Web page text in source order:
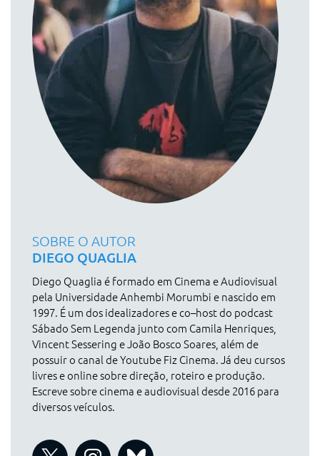
SOBRE O AUTOR
DIEGO QUAGLIA
Diego Quaglia é formado em Cinema e Audiovisual
pela Universidade Anhembi Morumbi e nascido em
1997. É um dos idealizadores e co–host do podcast
Sábado Sem Legenda junto com Camila Henriques,
Vincent Sessering e João Bosco Soares, além de
possuir o canal de Youtube Fiz Cinema. Já deu cursos
livres e online sobre direção, roteiro e produção.
Escreve sobre cinema e audiovisual desde 2016 para
diversos veículos.